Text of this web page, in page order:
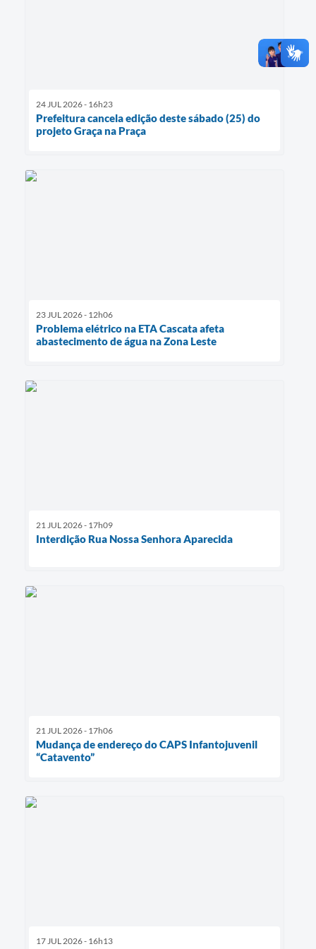
24 JUL 2026 - 16h23
Prefeitura cancela edição deste sábado (25) do
projeto Graça na Praça
23 JUL 2026 - 12h06
Problema elétrico na ETA Cascata afeta
abastecimento de água na Zona Leste
21 JUL 2026 - 17h09
Interdição Rua Nossa Senhora Aparecida
21 JUL 2026 - 17h06
Mudança de endereço do CAPS Infantojuvenil
“Catavento”
17 JUL 2026 - 16h13